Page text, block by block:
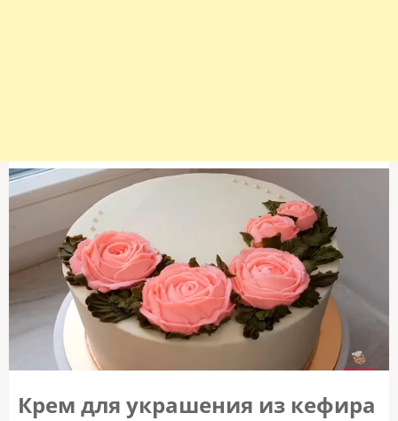
Крем для украшения из кефира